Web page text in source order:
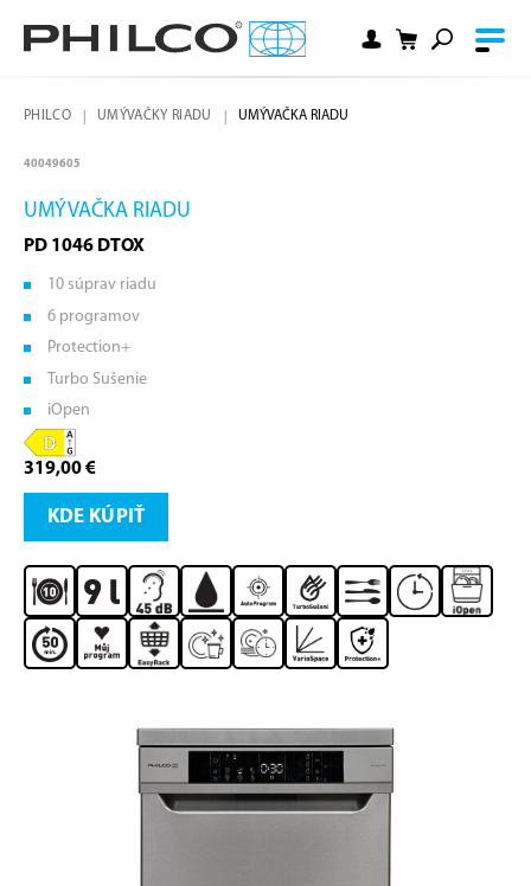
PHILCO UMÝVAČKY RIADU UMÝVAČKA RIADU
40049605
UMÝVAČKA RIADU
PD 1046 DTOX
10 súprav riadu
6 programov
Protection+
Turbo Sušenie
iOpen
319,00 €
KDE KÚPIŤ